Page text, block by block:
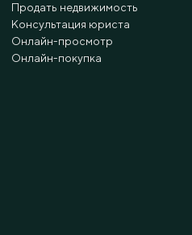
Продать недвижимость
Консультация юриста
Онлайн-просмотр
Онлайн-покупка